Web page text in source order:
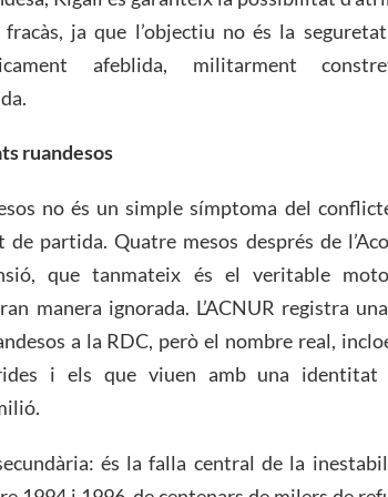
ja que l’objectiu no és la
afeblida, militarment
ruandesos
no és un simple símptoma del
partida. Quatre mesos després de
que tanmateix és el veritable
manera ignorada. L’ACNUR registra
a la RDC, però el nombre real,
i els que viuen amb una identitat
és la falla central de la